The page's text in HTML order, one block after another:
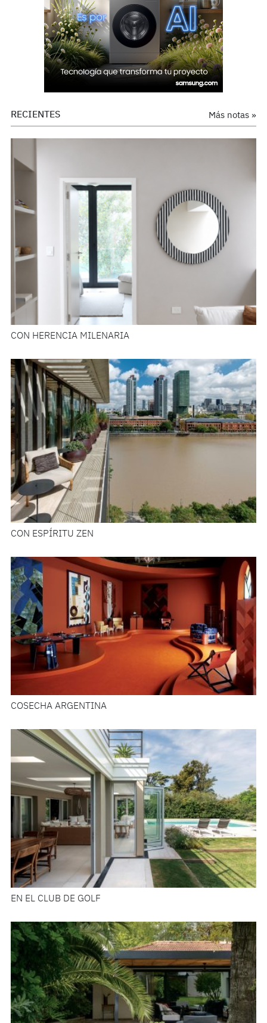
Más notas »
RECIENTES
CON HERENCIA MILENARIA
CON ESPÍRITU ZEN
COSECHA ARGENTINA
EN EL CLUB DE GOLF